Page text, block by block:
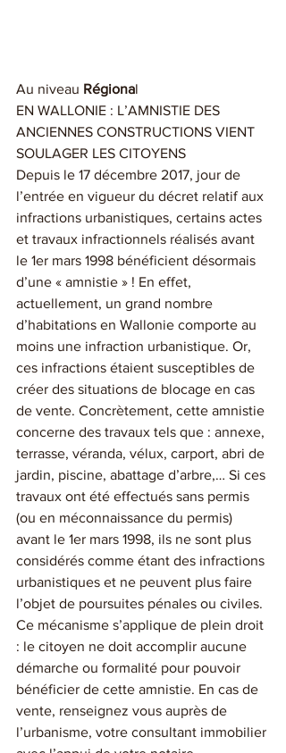
Au niveau Régional
EN WALLONIE : L’AMNISTIE DES
ANCIENNES CONSTRUCTIONS VIENT
SOULAGER LES CITOYENS
Depuis le 17 décembre 2017, jour de
l’entrée en vigueur du décret relatif aux
infractions urbanistiques, certains actes
et travaux infractionnels réalisés avant
le 1er mars 1998 bénéficient désormais
d’une « amnistie » ! En effet,
actuellement, un grand nombre
d’habitations en Wallonie comporte au
moins une infraction urbanistique. Or,
ces infractions étaient susceptibles de
créer des situations de blocage en cas
de vente. Concrètement, cette amnistie
concerne des travaux tels que : annexe,
terrasse, véranda, vélux, carport, abri de
jardin, piscine, abattage d’arbre,… Si ces
travaux ont été effectués sans permis
(ou en méconnaissance du permis)
avant le 1er mars 1998, ils ne sont plus
considérés comme étant des infractions
urbanistiques et ne peuvent plus faire
l’objet de poursuites pénales ou civiles.
Ce mécanisme s’applique de plein droit
: le citoyen ne doit accomplir aucune
démarche ou formalité pour pouvoir
bénéficier de cette amnistie. En cas de
vente, renseignez vous auprès de
l’urbanisme, votre consultant immobilier